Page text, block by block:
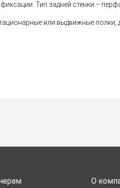
Тип задней стенки –
или выдвижные
О